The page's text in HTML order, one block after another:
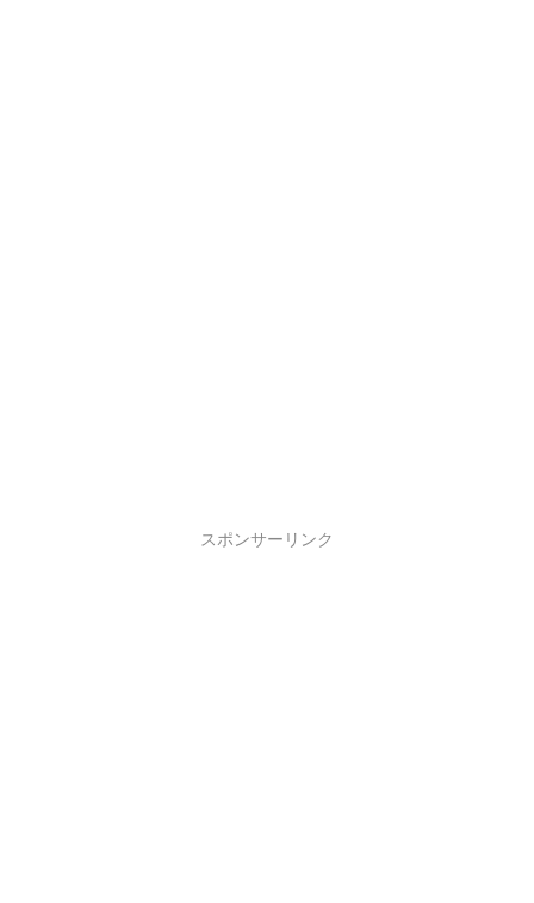
スポンサーリンク